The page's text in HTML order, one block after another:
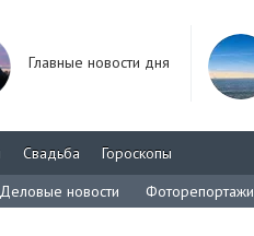
Главные новости дня
Свадьба
Гороскопы
Деловые новости Фоторепортажи